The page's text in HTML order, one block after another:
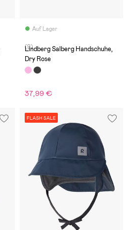
Auf Lager
(9)
Lindberg Salberg Handschuhe,
Dry Rose
37,99 €
FLASH SALE